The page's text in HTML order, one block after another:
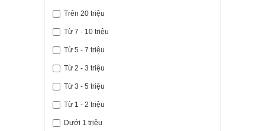
Trên 20 triệu
Từ 7 - 10 triệu
Từ 5 - 7 triệu
Từ 2 - 3 triệu
Từ 3 - 5 triệu
Từ 1 - 2 triệu
Dưới 1 triệu